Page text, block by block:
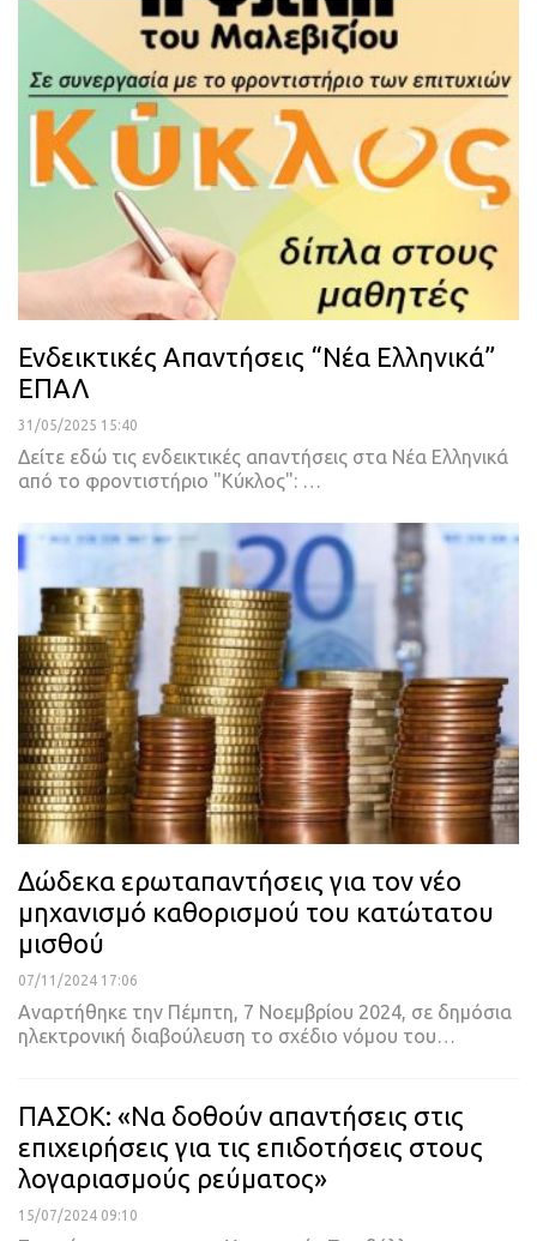
Ενδεικτικές Απαντήσεις “Νέα Ελληνικά”
ΕΠΑΛ
31/05/2025 15:40
Δείτε εδώ τις ενδεικτικές απαντήσεις στα Νέα Ελληνικά
από το φροντιστήριο "Κύκλος": …
Δώδεκα ερωταπαντήσεις για τον νέο
μηχανισμό καθορισμού του κατώτατου
μισθού
07/11/2024 17:06
Αναρτήθηκε την Πέμπτη, 7 Νοεμβρίου 2024, σε δημόσια
ηλεκτρονική διαβούλευση το σχέδιο νόμου του…
ΠΑΣΟΚ: «Να δοθούν απαντήσεις στις
επιχειρήσεις για τις επιδοτήσεις στους
λογαριασμούς ρεύματος»
15/07/2024 09:10